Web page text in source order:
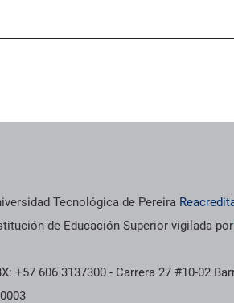
Tecnológica de Pereira
de Educación Superior vigilada por
+57 606 3137300 - Carrera 27 #10-02